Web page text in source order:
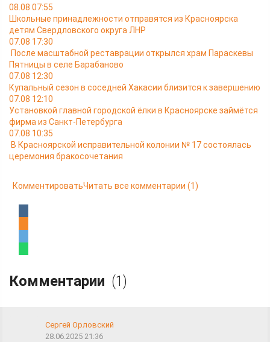
08.08 07:55
Школьные принадлежности отправятся из Красноярска
детям Свердловского округа ЛНР
07.08 17:30
После масштабной реставрации открылся храм Параскевы
Пятницы в селе Барабаново
07.08 12:30
Купальный сезон в соседней Хакасии близится к завершению
07.08 12:10
Установкой главной городской ёлки в Красноярске займётся
фирма из Санкт-Петербурга
07.08 10:35
В Красноярской исправительной колонии № 17 состоялась
церемония бракосочетания
КомментироватьЧитать все комментарии (1)
Комментарии (1)
Сергей Орловский
28.06.2025 21:36